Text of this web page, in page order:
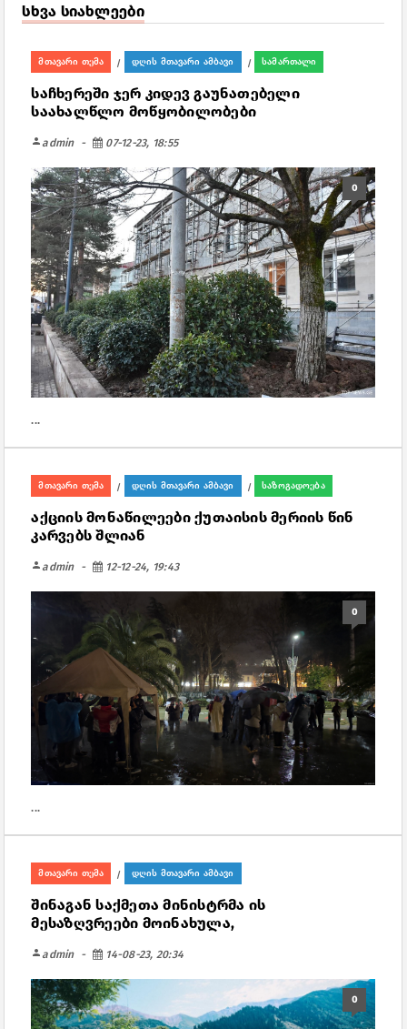
სხვა სიახლეები
მთავარი თემა / დღის მთავარი ამბავი / სამართალი
საჩხერეში ჯერ კიდევ გაუნათებელი
საახალწლო მოწყობილობები
person admin 07-12-23, 18:55
0
...
მთავარი თემა / დღის მთავარი ამბავი / საზოგადოება
აქციის მონაწილეები ქუთაისის მერიის წინ
კარვებს შლიან
person admin 12-12-24, 19:43
0
...
მთავარი თემა / დღის მთავარი ამბავი
შინაგან საქმეთა მინისტრმა ის
მესაზღვრეები მოინახულა,
person admin 14-08-23, 20:34
0